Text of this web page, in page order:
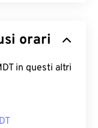
orari
in questi altri